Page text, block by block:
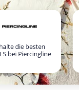
die besten
bei Piercingline